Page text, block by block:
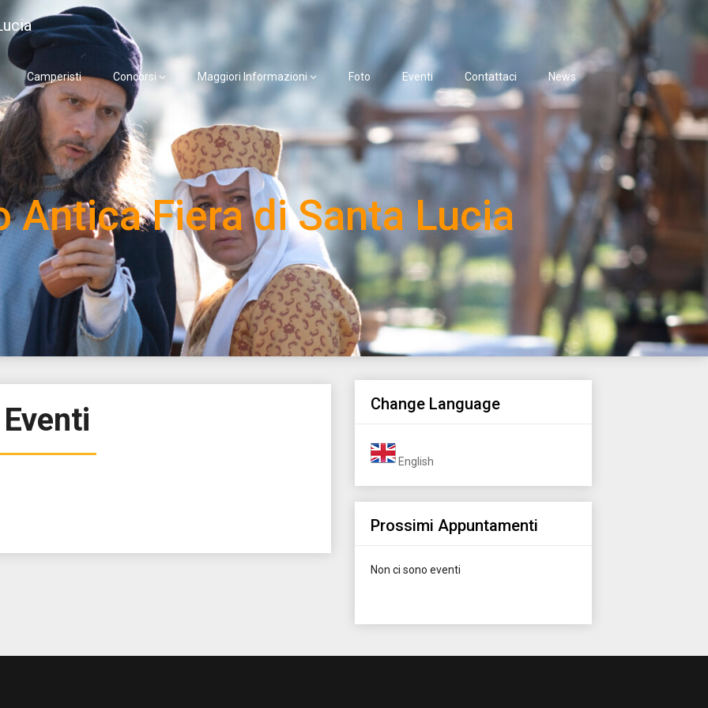
Camperisti Concorsi Maggiori Informazioni Foto Eventi Contattaci News
Antica Fiera di Santa Lucia
Eventi Change Language
English
Prossimi Appuntamenti
Non ci sono eventi